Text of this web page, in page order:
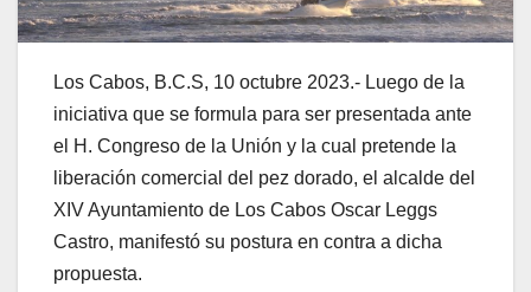
Los Cabos, B.C.S, 10 octubre 2023.- Luego de la
iniciativa que se formula para ser presentada ante
el H. Congreso de la Unión y la cual pretende la
liberación comercial del pez dorado, el alcalde del
XIV Ayuntamiento de Los Cabos Oscar Leggs
Castro, manifestó su postura en contra a dicha
propuesta.